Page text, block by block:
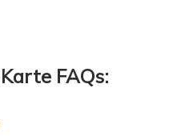
FAQs: